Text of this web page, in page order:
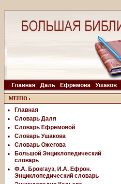
Главная Даль Ефремова Ушаков
МЕНЮ :
Главная
Словарь Даля
Словарь Ефремовой
Словарь Ушакова
Словарь Ожегова
Большой Энциклопедический
словарь
Ф.А. Брокгауз, И.А. Ефрон.
Энциклопедический словарь